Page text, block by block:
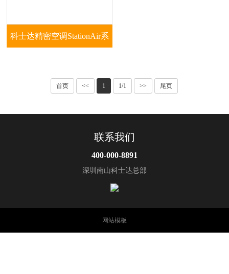
科士达精密空调StationAir
热率高，满足专业机房的
需要；365天*24小时不间
科士达精密空调StationAir系
首页 << 1 1/1 >> 尾页
联系我们
400-000-8891
深圳南山科士达总部
网站模板